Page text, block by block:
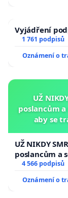
Vyjádření
1 761 podpisů
Oznámení o
UŽ
poslancům
aby se
UŽ NIKDY
poslancům a
aby se
4 566 podpisů
Oznámení o